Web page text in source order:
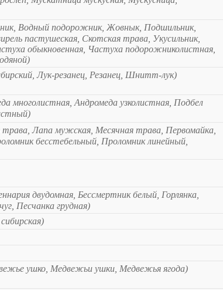
Водный подорожник, Жовнык, Подшильник,
пастушеская, Скотская трава, Укусильник,
обыкновенная, Частуха подорожниколистная,
Лук-резанец, Резанец, Шнитт-лук)
многолистная, Андромеда узколистная, Подбел
Лапа мужская, Месячная трава, Первомайка,
бесстебельный, Проломник линейный,
двудомная, Бессмертник белый, Горлянка,
Песчанка грудная)
ушко, Медвежьи ушки, Медвежья ягода)